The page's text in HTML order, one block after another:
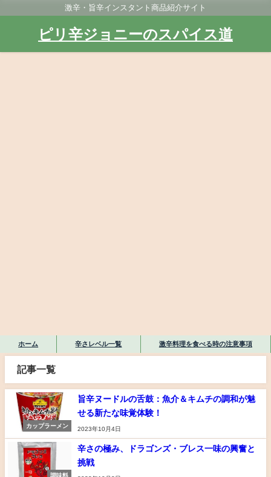
激辛・旨辛インスタント商品紹介サイト
ピリ辛ジョニーのスパイス道
ホーム 辛さレベル一覧 激辛料理を食べる時の注意事項
記事一覧
カップラーメン
旨辛ヌードルの舌鼓：魚介＆キムチの調和が魅
せる新たな味覚体験！
2023年10月4日
調味料
辛さの極み、ドラゴンズ・ブレス一味の興奮と
挑戦